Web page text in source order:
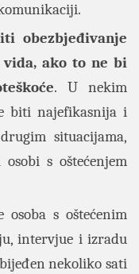
obezbjeđivanje
vida, ako to ne bi
. U nekim
biti najefikasnija i
situacijama,
s oštećenjem
s oštećenim
intervjue i izradu
nekoliko sati